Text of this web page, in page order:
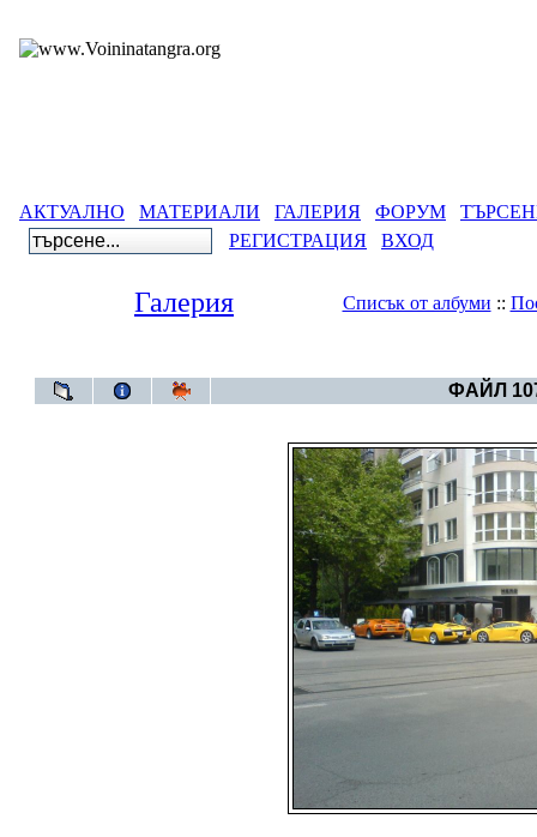
АКТУАЛНО МАТЕРИАЛИ ГАЛЕРИЯ ФОРУМ
РЕГИСТРАЦИЯ
ВХОД
Галерия Списък от албуми ::
ФАЙЛ